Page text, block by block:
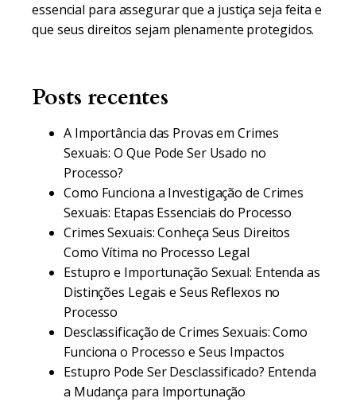
essencial para assegurar que a justiça seja feita e
que seus direitos sejam plenamente protegidos.
Posts recentes
A Importância das Provas em Crimes
Sexuais: O Que Pode Ser Usado no
Processo?
Como Funciona a Investigação de Crimes
Sexuais: Etapas Essenciais do Processo
Crimes Sexuais: Conheça Seus Direitos
Como Vítima no Processo Legal
Estupro e Importunação Sexual: Entenda as
Distinções Legais e Seus Reflexos no
Processo
Desclassificação de Crimes Sexuais: Como
Funciona o Processo e Seus Impactos
Estupro Pode Ser Desclassificado? Entenda
a Mudança para Importunação